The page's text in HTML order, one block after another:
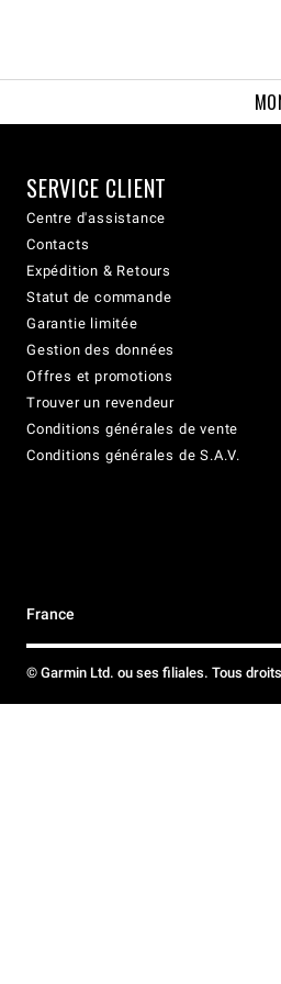
SERVICE CLIENT
Centre d'assistance
Contacts
Expédition & Retours
Statut de commande
Garantie limitée
Gestion des données
Offres et promotions
Trouver un revendeur
Conditions générales de vente
Conditions générales de S.A.V.
France
© Garmin Ltd. ou ses filiales. Tous